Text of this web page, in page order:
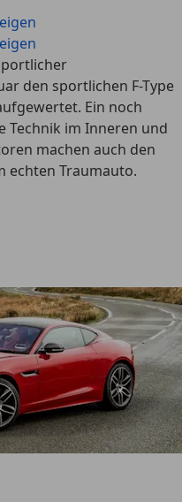
den sportlichen F-Type
Ein noch
Technik im Inneren und
machen auch den
echten Traumauto.